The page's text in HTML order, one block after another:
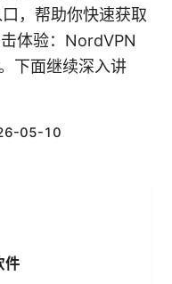
，帮助你快速获取
体验：NordVPN
下面继续深入讲
05-10
件